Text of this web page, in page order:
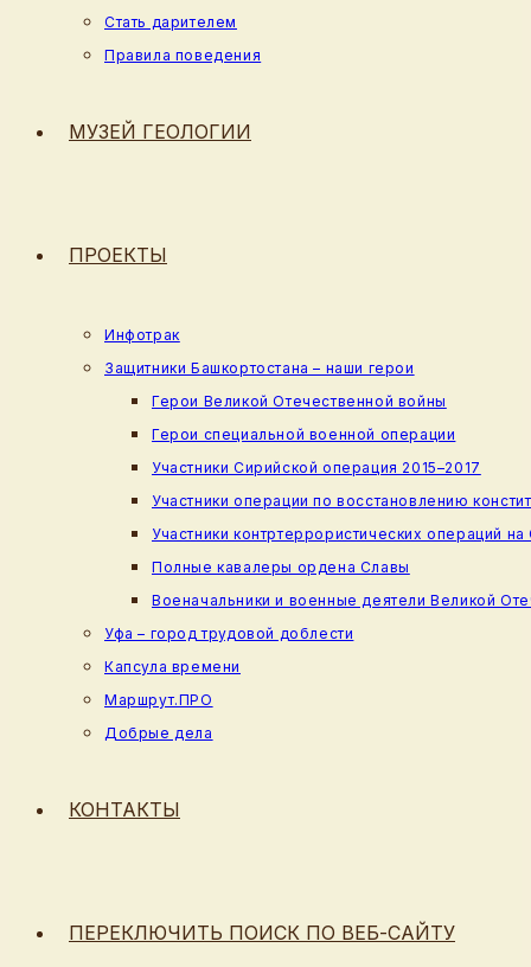
Стать дарителем
Правила поведения
МУЗЕЙ ГЕОЛОГИИ
ПРОЕКТЫ
Инфотрак
Защитники Башкортостана – наши герои
Герои Великой Отечественной войны
Герои специальной военной операции
Участники Сирийской операция 2015–2017
Участники операции по восстановлению
Участники контртеррористических операций
Полные кавалеры ордена Славы
Военачальники и военные деятели Великой
Уфа – город трудовой доблести
Капсула времени
Маршрут.ПРО
Добрые дела
КОНТАКТЫ
ПЕРЕКЛЮЧИТЬ ПОИСК ПО ВЕБ-САЙТУ